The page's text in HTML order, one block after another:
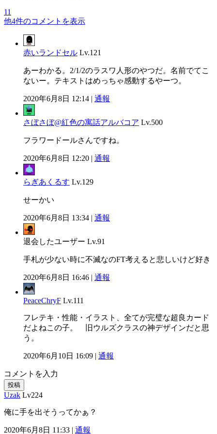
11
他4件のコメントを表示
赤いランドセル Lv.121
あーわかる。2/1/2のラスワ人形のやつだ。名前でてこ
ないー。テキストはめっちゃ感動するやーつ。
2020年6月8日 12:14 | 通報
さぼさぼ@紅色の寓話アルバコア Lv.500
フラワードールさんですね。
2020年6月8日 12:20 | 通報
らぎあくるす Lv.129
せーかい
2020年6月8日 13:34 | 通報
退会したユーザー Lv.91
手札が少ない時に不滅なのFT考えると悲しいけど好き
2020年6月8日 16:46 | 通報
PeaceChryF Lv.111
フレテキ・性能・イラスト、全てが完璧な超良カード
だよねこの子。 旧ウルズクラスの神デザインだと思
う。
2020年6月10日 16:09 | 通報
コメントを入力
投稿
Uzak Lv224
俺に手を出そうってかぁ？
2020年6月8日 11:33 | 通報